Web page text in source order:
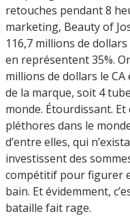
retouches pendant 8
marketing, Beauty of
116,7 millions de
en représentent 35%.
millions de dollars le
de la marque, soit 4
monde. Étourdissant.
pléthores dans le
d’entre elles, qui
investissent des
compétitif pour figurer
bain. Et évidemment,
bataille fait rage.